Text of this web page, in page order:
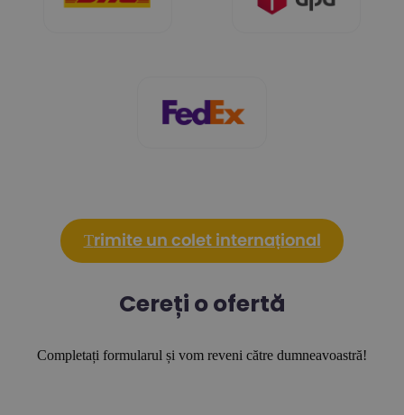
Trimite un colet internațional
Cereți o ofertă
Completați formularul și vom reveni către dumneavoastră!